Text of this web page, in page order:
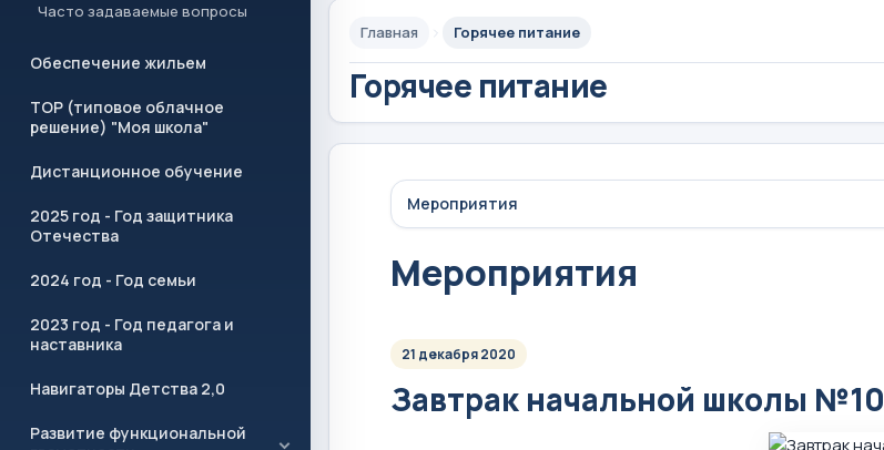
Часто задаваемые вопросы
Обеспечение жильем
ТОР (типовое облачное
решение) "Моя школа"
Дистанционное обучение
2025 год - Год защитника
Отечества
2024 год - Год семьи
2023 год - Год педагога и
наставника
Навигаторы Детства 2,0
Развитие функциональной
Главная Горячее питание
Горячее питание
Мероприятия
Мероприятия
21 декабря 2020
Завтрак начальной школы №10